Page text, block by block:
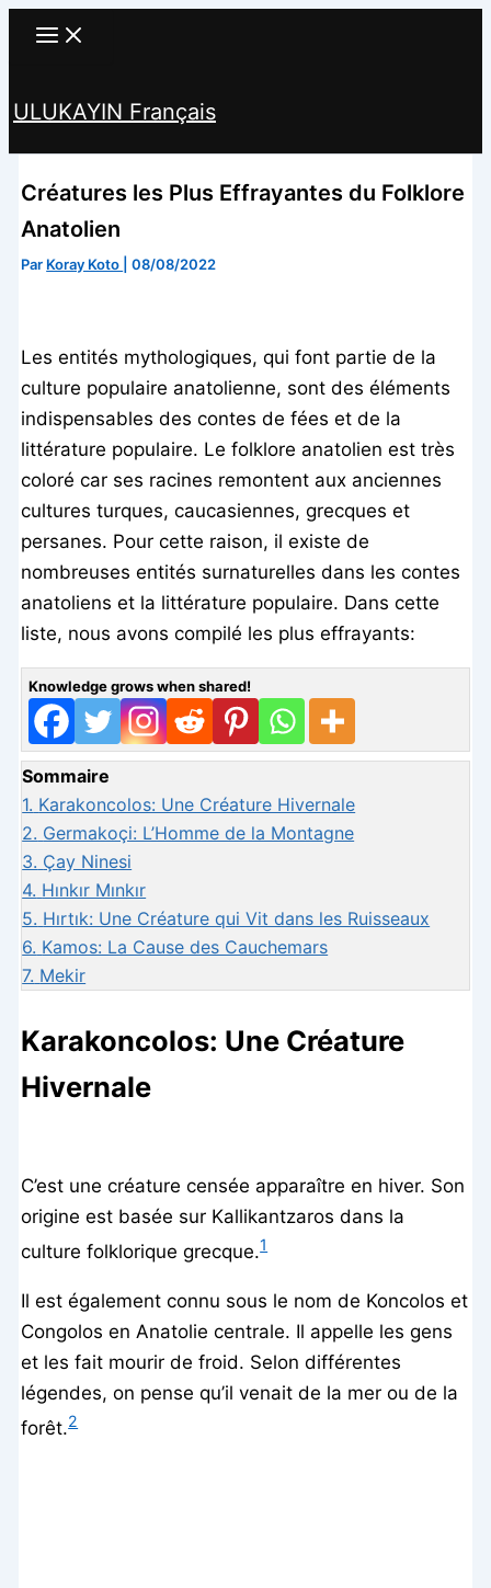
Aller
ULUKAYIN Français
Créatures les Plus Effrayantes du Folklore
Anatolien
Par Koray Koto |08/08/2022
Les entités mythologiques, qui font partie de la
culture populaire anatolienne, sont des éléments
indispensables des contes de fées et de la
littérature populaire. Le folklore anatolien est très
coloré car ses racines remontent aux anciennes
cultures turques, caucasiennes, grecques et
persanes. Pour cette raison, il existe de
nombreuses entités surnaturelles dans les contes
anatoliens et la littérature populaire. Dans cette
liste, nous avons compilé les plus effrayants:
Knowledge grows when shared!
Sommaire
1. Karakoncolos: Une Créature Hivernale
2. Germakoçi: L’Homme de la Montagne
3. Çay Ninesi
4. Hınkır Mınkır
5. Hırtık: Une Créature qui Vit dans les Ruisseaux
6. Kamos: La Cause des Cauchemars
7. Mekir
Karakoncolos: Une Créature
Hivernale
C’est une créature censée apparaître en hiver. Son
origine est basée sur Kallikantzaros dans la
culture folklorique grecque.1
Il est également connu sous le nom de Koncolos et
Congolos en Anatolie centrale. Il appelle les gens
et les fait mourir de froid. Selon différentes
légendes, on pense qu’il venait de la mer ou de la
forêt.2